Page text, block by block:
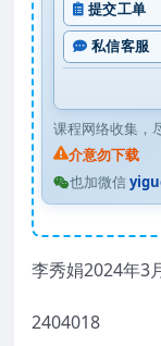
提交工单
私信客服
课程网络收集，
介意勿下载
也加微信
李秀娟2024年3
2404018